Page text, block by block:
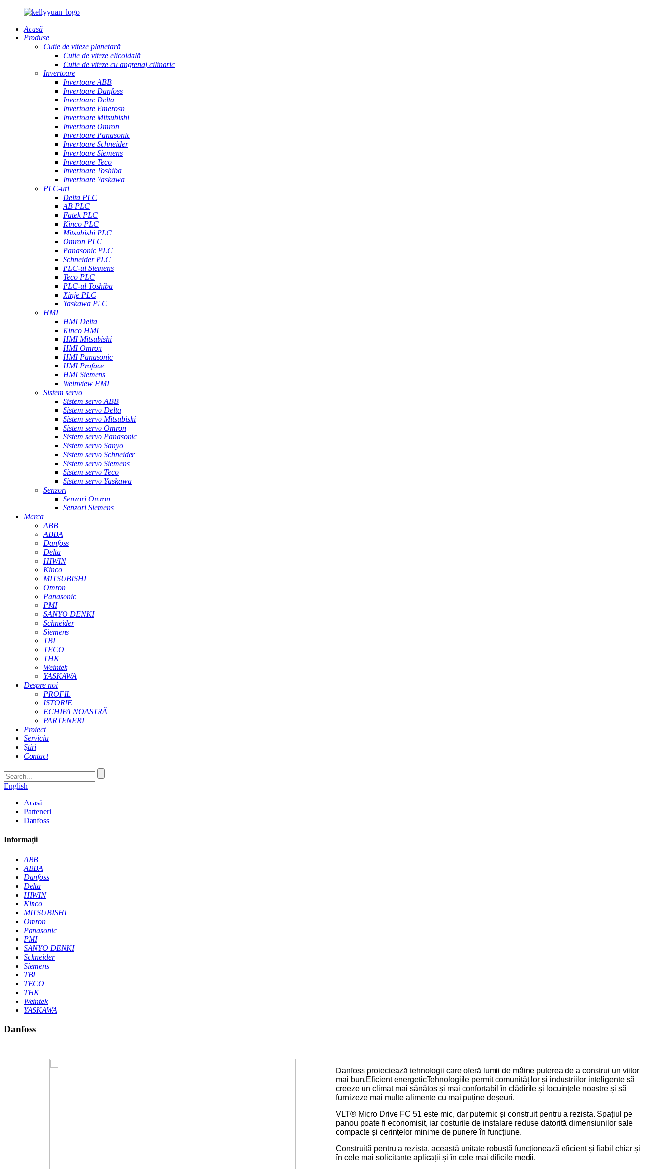
Acasă
Produse
Cutie de viteze planetară
Cutie de viteze elicoidală
Cutie de viteze cu angrenaj cilindric
Invertoare
Invertoare ABB
Invertoare Danfoss
Invertoare Delta
Invertoare Emerosn
Invertoare Mitsubishi
Invertoare Omron
Invertoare Panasonic
Invertoare Schneider
Invertoare Siemens
Invertoare Teco
Invertoare Toshiba
Invertoare Yaskawa
PLC-uri
Delta PLC
AB PLC
Fatek PLC
Kinco PLC
Mitsubishi PLC
Omron PLC
Panasonic PLC
Schneider PLC
PLC-ul Siemens
Teco PLC
PLC-ul Toshiba
Xinje PLC
Yaskawa PLC
HMI
HMI Delta
Kinco HMI
HMI Mitsubishi
HMI Omron
HMI Panasonic
HMI Proface
HMI Siemens
Weinview HMI
Sistem servo
Sistem servo ABB
Sistem servo Delta
Sistem servo Mitsubishi
Sistem servo Omron
Sistem servo Panasonic
Sistem servo Sanyo
Sistem servo Schneider
Sistem servo Siemens
Sistem servo Teco
Sistem servo Yaskawa
Senzori
Senzori Omron
Senzori Siemens
Marca
ABB
ABBA
Danfoss
Delta
HIWIN
Kinco
MITSUBISHI
Omron
Panasonic
PMI
SANYO DENKI
Schneider
Siemens
TBI
TECO
THK
Weintek
YASKAWA
Despre noi
PROFIL
ISTORIE
ECHIPA NOASTRĂ
PARTENERI
Proiect
Serviciu
Ştiri
Contact
English
Acasă
Parteneri
Danfoss
Informaţii
ABB
ABBA
Danfoss
Delta
HIWIN
Kinco
MITSUBISHI
Omron
Panasonic
PMI
SANYO DENKI
Schneider
Siemens
TBI
TECO
THK
Weintek
YASKAWA
Danfoss
Danfoss proiectează tehnologii care oferă lumii de mâine puterea de a construi un viitor
mai bun.Eficient energeticTehnologiile permit comunităților și industriilor inteligente să
creeze un climat mai sănătos și mai confortabil în clădirile și locuințele noastre și să
furnizeze mai multe alimente cu mai puține deșeuri.
VLT® Micro Drive FC 51 este mic, dar puternic și construit pentru a rezista. Spațiul pe
panou poate fi economisit, iar costurile de instalare reduse datorită dimensiunilor sale
compacte și cerințelor minime de punere în funcțiune.
Construită pentru a rezista, această unitate robustă funcționează eficient și fiabil chiar și
în cele mai solicitante aplicații și în cele mai dificile medii.